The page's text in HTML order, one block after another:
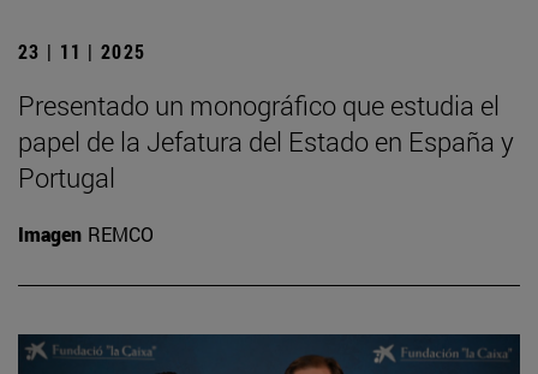
23 | 11 | 2025
Presentado un monográfico que estudia el
papel de la Jefatura del Estado en España y
Portugal
Imagen REMCO